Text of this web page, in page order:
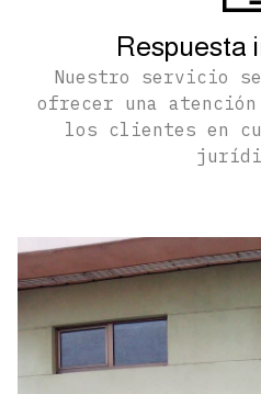
Respuesta
Nuestro servicio
ofrecer una
los clientes en